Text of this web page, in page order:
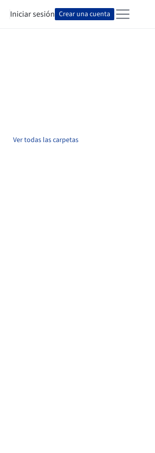
Iniciar sesión Crear una cuenta
Ver todas las carpetas